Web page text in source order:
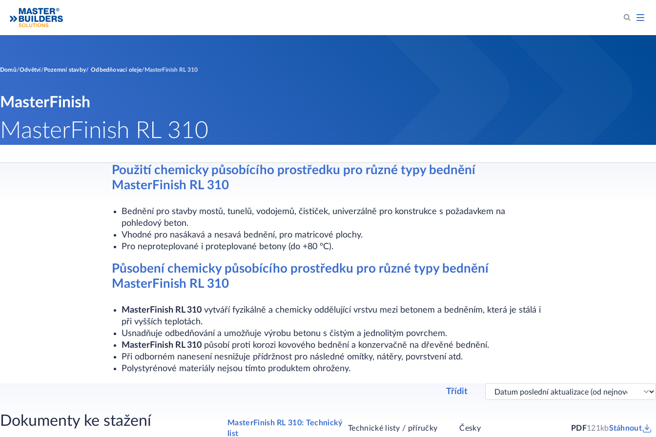
Domů Odvětví Pozemní stavby Odbedňovací oleje MasterFinish RL 310
MasterFinish
MasterFinish RL 310
Použití chemicky působícího prostředku pro různé typy bednění
MasterFinish RL 310
Bednění pro stavby mostů, tunelů, vodojemů, čističek, univerzálně pro konstrukce s požadavkem na
pohledový beton.
Vhodné pro nasákavá a nesavá bednění, pro matricové plochy.
Pro neproteplované i proteplované betony (do +80 °C).
Působení chemicky působícího prostředku pro různé typy bednění
MasterFinish RL 310
MasterFinish RL 310 vytváří fyzikálně a chemicky oddělující vrstvu mezi betonem a bedněním, která je stálá i
při vyšších teplotách.
Usnadňuje odbedňování a umožňuje výrobu betonu s čistým a jednolitým povrchem.
MasterFinish RL 310 působí proti korozi kovového bednění a konzervačně na dřevěné bednění.
Při odborném nanesení nesnižuje přídržnost pro následné omítky, nátěry, povrstvení atd.
Polystyrénové materiály nejsou tímto produktem ohroženy.
Třídit
Dokumenty ke stažení
MasterFinish RL 310: Technický
list
Technické listy / příručky Česky PDF121kbStáhnout